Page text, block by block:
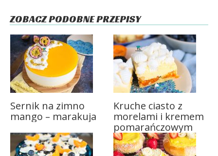
ZOBACZ PODOBNE PRZEPISY
Sernik na zimno
mango – marakuja
Kruche ciasto z
morelami i kremem
pomarańczowym